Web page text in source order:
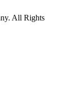
All Rights